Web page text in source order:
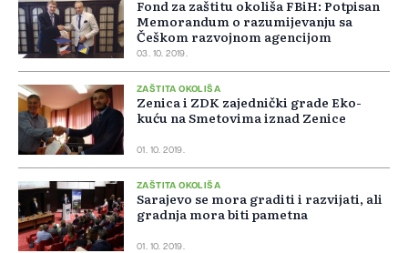
Fond za zaštitu okoliša FBiH: Potpisan
Memorandum o razumijevanju sa
Češkom razvojnom agencijom
03. 10. 2019.
ZAŠTITA OKOLIŠA
Zenica i ZDK zajednički grade Eko-
kuću na Smetovima iznad Zenice
01. 10. 2019.
ZAŠTITA OKOLIŠA
Sarajevo se mora graditi i razvijati, ali
gradnja mora biti pametna
01. 10. 2019.